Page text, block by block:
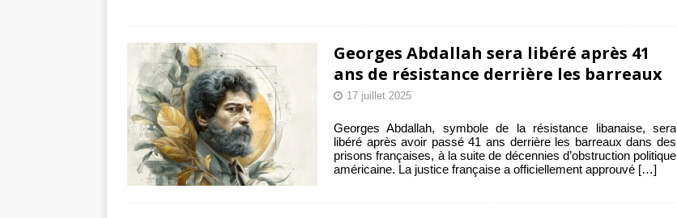
Georges Abdallah sera libéré après 41
ans de résistance derrière les barreaux
17 juillet 2025
Georges Abdallah, symbole de la résistance libanaise, sera
libéré après avoir passé 41 ans derrière les barreaux dans des
prisons françaises, à la suite de décennies d’obstruction politique
américaine. La justice française a officiellement approuvé […]